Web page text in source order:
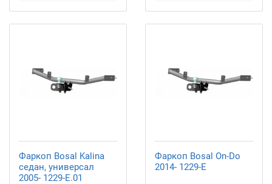
Фаркоп Bosal Kalina
седан, универсал
2005- 1229-E.01
Фаркоп Bosal On-Do
2014- 1229-E